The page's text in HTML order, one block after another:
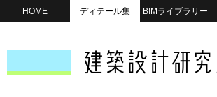
HOME ディテール集 BIMライブラリー